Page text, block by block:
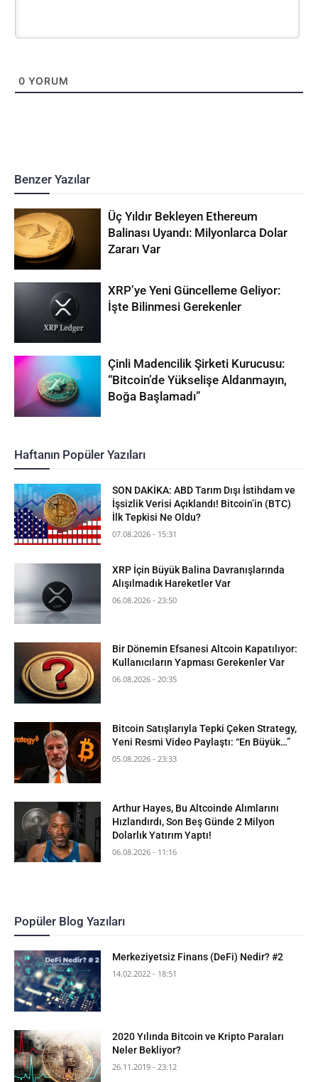
0 YORUM
Benzer Yazılar
Üç Yıldır Bekleyen Ethereum
Balinası Uyandı: Milyonlarca Dolar
Zararı Var
XRP’ye Yeni Güncelleme Geliyor:
İşte Bilinmesi Gerekenler
Çinli Madencilik Şirketi Kurucusu:
“Bitcoin’de Yükselişe Aldanmayın,
Boğa Başlamadı”
Haftanın Popüler Yazıları
SON DAKİKA: ABD Tarım Dışı İstihdam ve
İşsizlik Verisi Açıklandı! Bitcoin’in (BTC)
İlk Tepkisi Ne Oldu?
07.08.2026 - 15:31
XRP İçin Büyük Balina Davranışlarında
Alışılmadık Hareketler Var
06.08.2026 - 23:50
Bir Dönemin Efsanesi Altcoin Kapatılıyor:
Kullanıcıların Yapması Gerekenler Var
06.08.2026 - 20:35
Bitcoin Satışlarıyla Tepki Çeken Strategy,
Yeni Resmi Video Paylaştı: “En Büyük…”
05.08.2026 - 23:33
Arthur Hayes, Bu Altcoinde Alımlarını
Hızlandırdı, Son Beş Günde 2 Milyon
Dolarlık Yatırım Yaptı!
06.08.2026 - 11:16
Popüler Blog Yazıları
Merkeziyetsiz Finans (DeFi) Nedir? #2
14.02.2022 - 18:51
2020 Yılında Bitcoin ve Kripto Paraları
Neler Bekliyor?
26.11.2019 - 23:12